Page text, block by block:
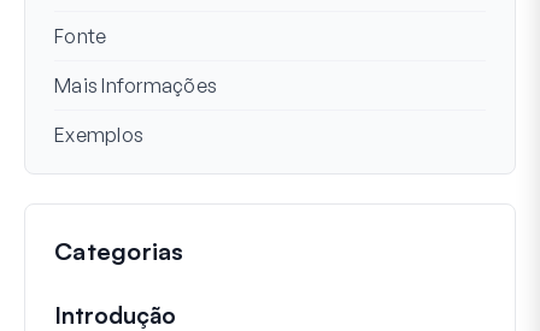
Fonte
Mais Informações
Exemplos
Categorias
Introdução